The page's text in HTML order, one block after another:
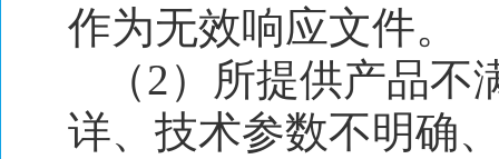
作为无效响应文件。
（2）所提供产品
详、技术参数不明确